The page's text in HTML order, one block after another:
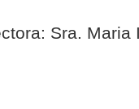
Sra. Maria